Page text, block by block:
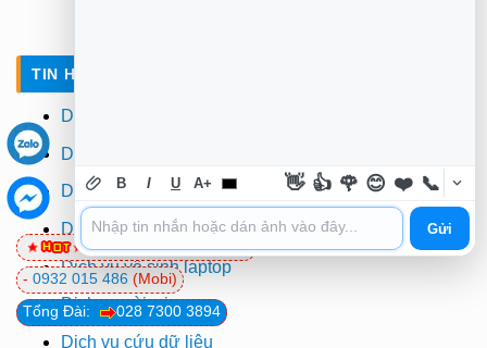
TIN HỌC TRƯỜNG TÍN TẠI TPHCM
Dịch vụ sửa laptop tận nơi
Dịch vụ sửa máy tính
Dịch vụ cài đặt máy tính
Dịch vụ vệ sinh máy tính
Dịch vụ vệ sinh laptop
Dịch vụ cài win
Dịch vụ cứu dữ liệu
Tổng Đài: 028 7300 3894
- 0932 015 486 (Mobi)
0981 81 32 72(Viettel)
B I U A+ 👋 👍 🌹 😊 ❤️ 📞
Gửi